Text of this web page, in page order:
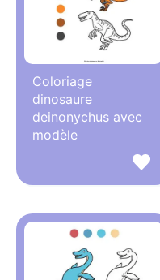
Coloriage
dinosaure
deinonychus avec
modèle